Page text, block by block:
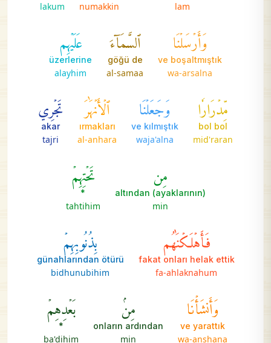
lam
numakkin
lakum
وَأَرۡسَلۡنَا
ve boşaltmıştık
wa-arsalna
ٱلسَّمَآءَ
göğü de
al-samaa
عَلَيۡهِم
üzerlerine
alayhim
مِّدۡرَارٗا
bol bol
mid'raran
وَجَعَلۡنَا
ve kılmıştık
waja'alna
ٱلۡأَنۡهَٰرَ
ırmakları
al-anhara
تَجۡرِي
akar
tajri
مِن
(ayaklarının) altından
min
تَحۡتِهِمۡ
*
tahtihim
فَأَهۡلَكۡنَٰهُم
fakat onları helak ettik
fa-ahlaknahum
بِذُنُوبِهِمۡ
günahlarından ötürü
bidhunubihim
وَأَنشَأۡنَا
ve yarattık
wa-anshana
مِنۢ
onların ardından
min
بَعۡدِهِمۡ
*
ba'dihim